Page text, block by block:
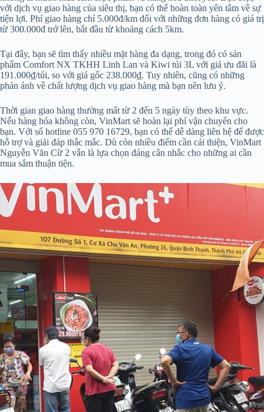
với dịch vụ giao hàng của siêu thị, bạn có thể hoàn toàn yên tâm về sự
tiện lợi. Phí giao hàng chỉ 5.000đ/km đối với những đơn hàng có giá trị
từ 300.000đ trở lên, bắt đầu từ khoảng cách 5km.
Tại đây, bạn sẽ tìm thấy nhiều mặt hàng đa dạng, trong đó có sản
phẩm Comfort NX TKHH Linh Lan và Kiwi túi 3L với giá ưu đãi là
191.000₫/túi, so với giá gốc 238.000₫. Tuy nhiên, cũng có những
phản ánh về chất lượng dịch vụ giao hàng mà bạn nên lưu ý.
Thời gian giao hàng thường mất từ 2 đến 5 ngày tùy theo khu vực.
Nếu hàng hóa không còn, VinMart sẽ hoàn lại phí vận chuyển cho
bạn. Với số hotline 055 970 16729, bạn có thể dễ dàng liên hệ để được
hỗ trợ và giải đáp thắc mắc. Dù còn nhiều điểm cần cải thiện, VinMart
Nguyễn Văn Cừ 2 vẫn là lựa chọn đáng cân nhắc cho những ai cần
mua sắm thuận tiện.